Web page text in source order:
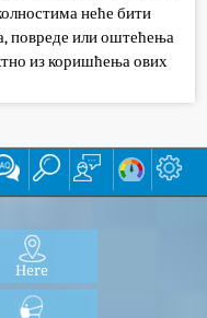
неће бити
повреде или оштећења
из коришћења ових
Here